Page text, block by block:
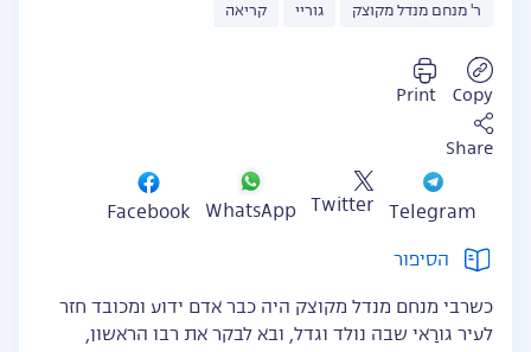
ר' מנחם מנדל מקוצק גוריי קריאה
Copy
Print
Share
Telegram
Twitter
WhatsApp
Facebook
הסיפור
כשרבי מנחם מנדל מקוצק היה כבר אדם ידוע ומכובד חזר
לעיר גורַאי שבה נולד וגדל, ובא לבקר את רבו הראשון,